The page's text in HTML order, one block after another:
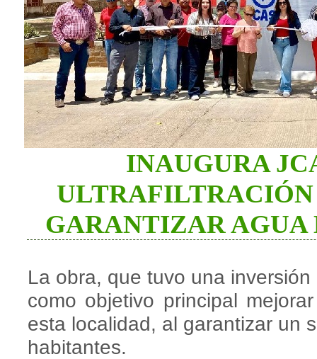
INAUGURA
GARANTIZAR
La obra, que tuvo una
como objetivo principal
esta localidad, al garantizar un
habitantes.